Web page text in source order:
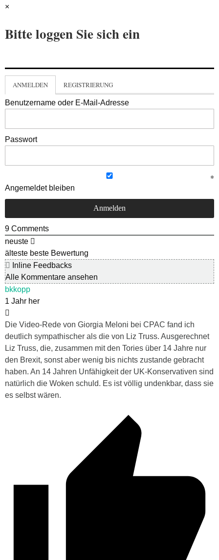
×
Bitte loggen Sie sich ein
ANMELDEN REGISTRIERUNG
Benutzername oder E-Mail-Adresse
Passwort
Angemeldet bleiben
9 Comments
neuste
älteste beste Bewertung
Inline Feedbacks
Alle Kommentare ansehen
bkkopp
1 Jahr her
Die Video-Rede von Giorgia Meloni bei CPAC fand ich
deutlich sympathischer als die von Liz Truss. Ausgerechnet
Liz Truss, die, zusammen mit den Tories über 14 Jahre nur
den Brexit, sonst aber wenig bis nichts zustande gebracht
haben. An 14 Jahren Unfähigkeit der UK-Konservativen sind
natürlich die Woken schuld. Es ist völlig undenkbar, dass sie
es selbst wären.